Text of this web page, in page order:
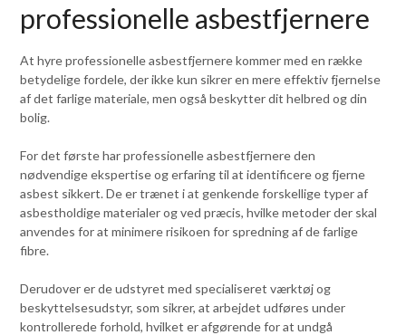
professionelle asbestfjernere
At hyre professionelle asbestfjernere kommer med en række
betydelige fordele, der ikke kun sikrer en mere effektiv fjernelse
af det farlige materiale, men også beskytter dit helbred og din
bolig.
For det første har professionelle asbestfjernere den
nødvendige ekspertise og erfaring til at identificere og fjerne
asbest sikkert. De er trænet i at genkende forskellige typer af
asbestholdige materialer og ved præcis, hvilke metoder der skal
anvendes for at minimere risikoen for spredning af de farlige
fibre.
Derudover er de udstyret med specialiseret værktøj og
beskyttelsesudstyr, som sikrer, at arbejdet udføres under
kontrollerede forhold, hvilket er afgørende for at undgå